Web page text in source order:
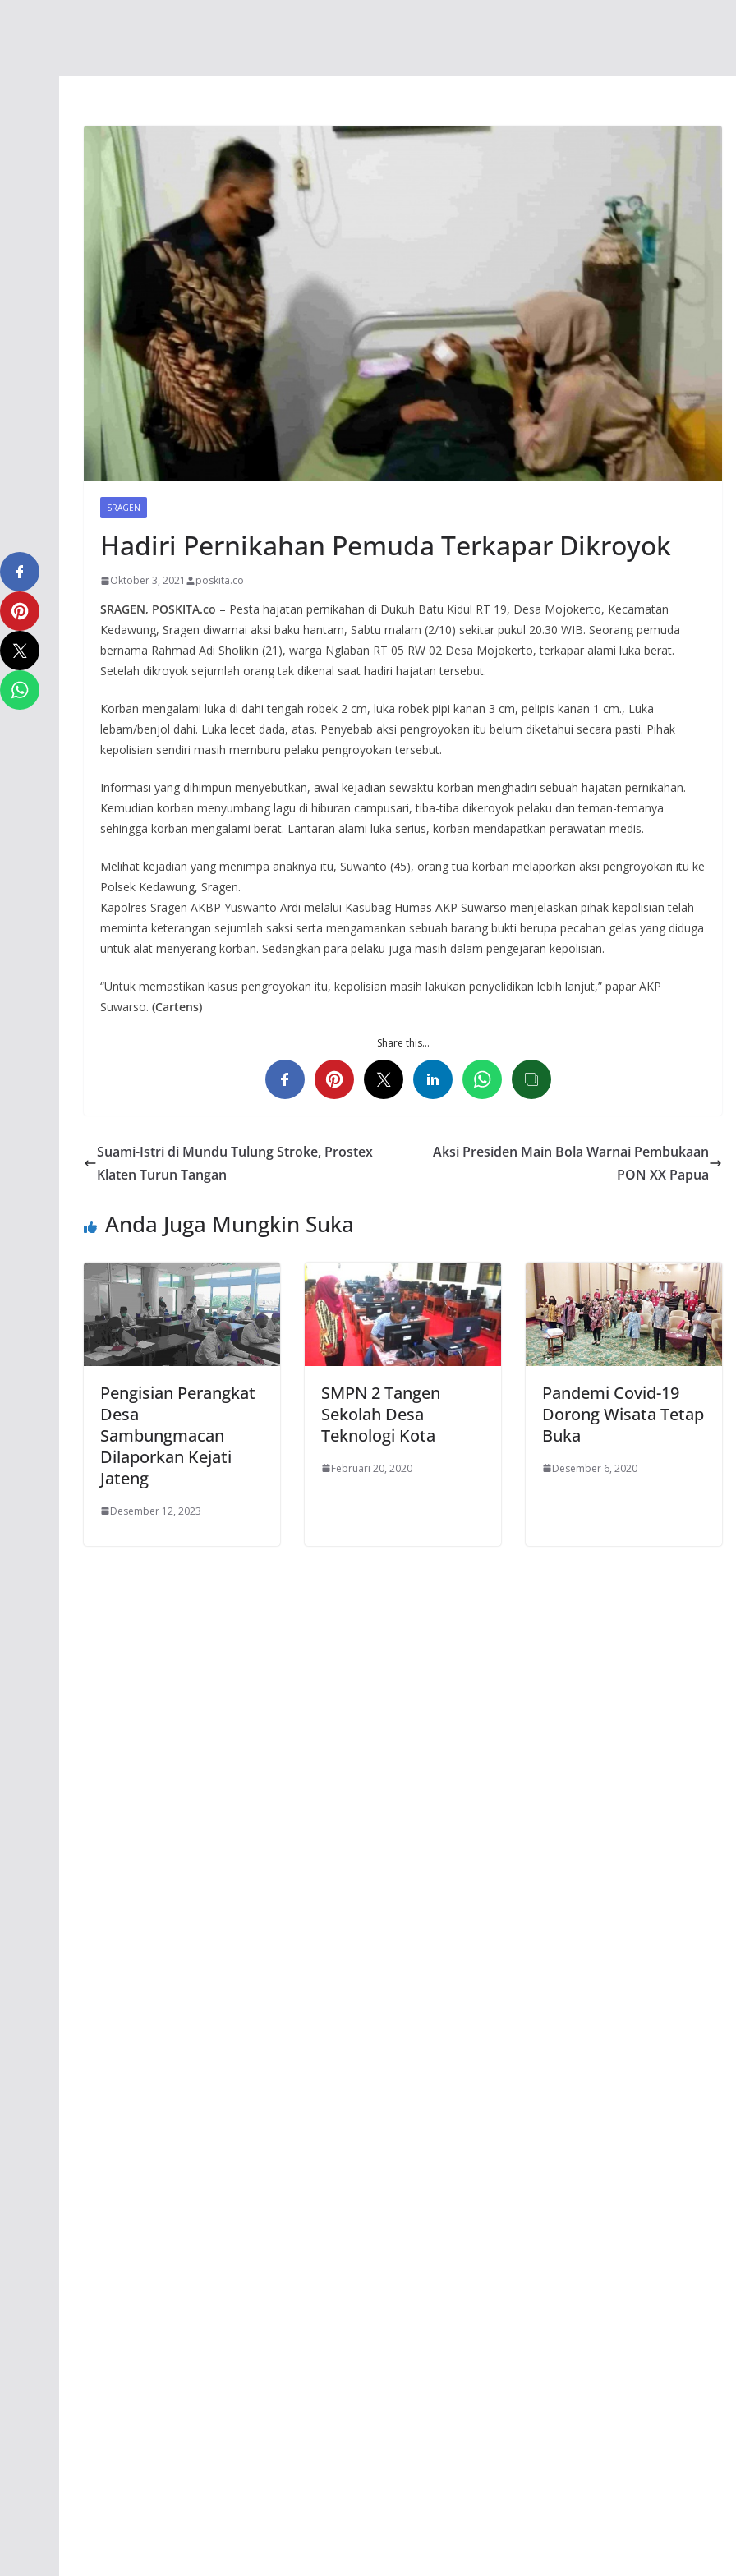
SRAGEN
Hadiri Pernikahan Pemuda Terkapar Dikroyok
Oktober 3, 2021 poskita.co
SRAGEN, POSKITA.co – Pesta hajatan pernikahan di Dukuh Batu Kidul RT 19, Desa Mojokerto, Kecamatan
Kedawung, Sragen diwarnai aksi baku hantam, Sabtu malam (2/10) sekitar pukul 20.30 WIB. Seorang pemuda
bernama Rahmad Adi Sholikin (21), warga Nglaban RT 05 RW 02 Desa Mojokerto, terkapar alami luka berat.
Setelah dikroyok sejumlah orang tak dikenal saat hadiri hajatan tersebut.
Korban mengalami luka di dahi tengah robek 2 cm, luka robek pipi kanan 3 cm, pelipis kanan 1 cm., Luka
lebam/benjol dahi. Luka lecet dada, atas. Penyebab aksi pengroyokan itu belum diketahui secara pasti. Pihak
kepolisian sendiri masih memburu pelaku pengroyokan tersebut.
Informasi yang dihimpun menyebutkan, awal kejadian sewaktu korban menghadiri sebuah hajatan pernikahan.
Kemudian korban menyumbang lagu di hiburan campusari, tiba-tiba dikeroyok pelaku dan teman-temanya
sehingga korban mengalami berat. Lantaran alami luka serius, korban mendapatkan perawatan medis.
Melihat kejadian yang menimpa anaknya itu, Suwanto (45), orang tua korban melaporkan aksi pengroyokan itu ke
Polsek Kedawung, Sragen.
Kapolres Sragen AKBP Yuswanto Ardi melalui Kasubag Humas AKP Suwarso menjelaskan pihak kepolisian telah
meminta keterangan sejumlah saksi serta mengamankan sebuah barang bukti berupa pecahan gelas yang diduga
untuk alat menyerang korban. Sedangkan para pelaku juga masih dalam pengejaran kepolisian.
“Untuk memastikan kasus pengroyokan itu, kepolisian masih lakukan penyelidikan lebih lanjut,” papar AKP
Suwarso. (Cartens)
Share this…
Suami-Istri di Mundu Tulung Stroke, Prostex
Klaten Turun Tangan
Aksi Presiden Main Bola Warnai Pembukaan
PON XX Papua
Anda Juga Mungkin Suka
Pengisian Perangkat
Desa
Sambungmacan
Dilaporkan Kejati
Jateng
Desember 12, 2023
SMPN 2 Tangen
Sekolah Desa
Teknologi Kota
Februari 20, 2020
Pandemi Covid-19
Dorong Wisata Tetap
Buka
Desember 6, 2020